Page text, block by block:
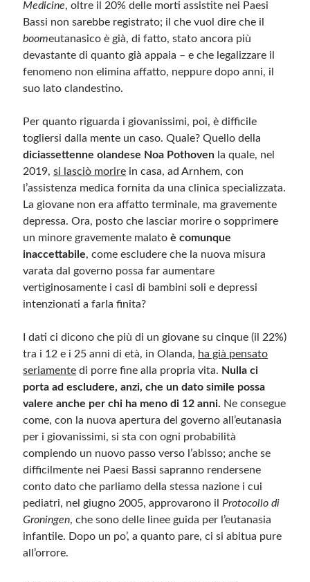
Medicine, oltre il 20% delle morti assistite nei Paesi
Bassi non sarebbe registrato; il che vuol dire che il
boomeutanasico è già, di fatto, stato ancora più
devastante di quanto già appaia – e che legalizzare il
fenomeno non elimina affatto, neppure dopo anni, il
suo lato clandestino.
Per quanto riguarda i giovanissimi, poi, è difficile
togliersi dalla mente un caso. Quale? Quello della
diciassettenne olandese Noa Pothoven la quale, nel
2019,si lasciò morire in casa, ad Arnhem, con
l’assistenza medica fornita da una clinica specializzata.
La giovane non era affatto terminale, ma gravemente
depressa. Ora, posto che lasciar morire o sopprimere
un minore gravemente malatoè comunque
inaccettabile, come escludere che la nuova misura
varata dal governo possa far aumentare
vertiginosamente i casi di bambini soli e depressi
intenzionati a farla finita?
I dati ci dicono che più di un giovane su cinque (il 22%)
tra i 12 e i 25 anni di età, in Olanda, ha già pensato
seriamente di porre fine alla propria vita. Nulla ci
porta ad escludere, anzi, che un dato simile possa
valere anche per chi ha meno di 12 anni. Ne consegue
come, con la nuova apertura del governo all’eutanasia
per i giovanissimi, si sta con ogni probabilità
compiendo un nuovo passo verso l’abisso; anche se
difficilmente nei Paesi Bassi sapranno rendersene
conto dato che parliamo della stessa nazione i cui
pediatri, nel giugno 2005, approvarono il Protocollo di
Groningen, che sono delle linee guida per l’eutanasia
infantile. Dopo un po’, a quanto pare, ci si abitua pure
all’orrore.